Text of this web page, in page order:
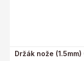
Držák nože